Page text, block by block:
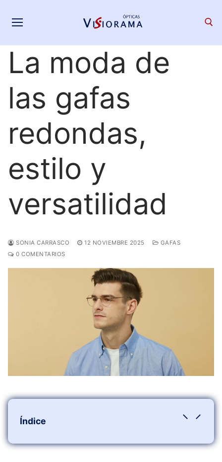
Search for:
La moda de
las gafas
redondas,
estilo y
versatilidad
SONIA CARRASCO 12 NOVIEMBRE 2025
GAFAS
0 COMENTARIOS
Índice
Orígenes clásicos